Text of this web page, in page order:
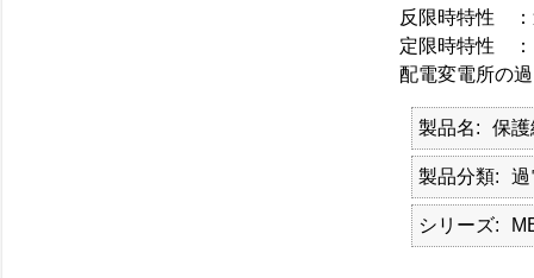
反限時特性 ：
定限時特性 ：
配電変電所の
製品名 保
製品分類 過
シリーズ